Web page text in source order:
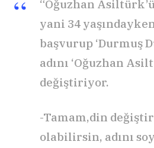
“Oğuzhan
yani 34
başvurup ‘Durmuş
adını ‘Oğuzhan
değiştiriyor.
-Tamam,din
olabilirsin, adını